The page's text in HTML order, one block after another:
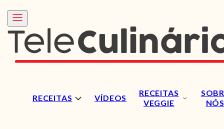
RECEITAS VÍDEOS
RECEITAS
VEGGIE
NÓS